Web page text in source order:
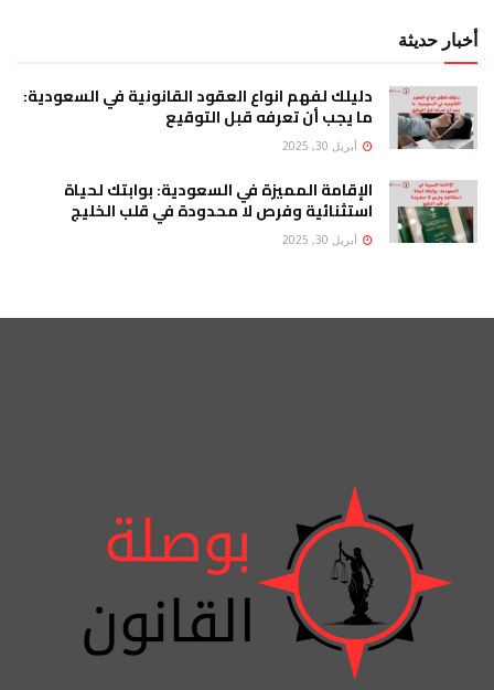
أخبار حديثة
دليلك لفهم انواع العقود القانونية في السعودية:
ما يجب أن تعرفه قبل التوقيع
أبريل 30, 2025
الإقامة المميزة في السعودية: بوابتك لحياة
استثنائية وفرص لا محدودة في قلب الخليج
أبريل 30, 2025